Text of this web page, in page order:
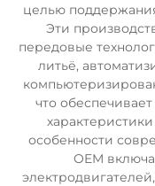
целью
Эти
передовые
литьё,
что
особенности
OEM